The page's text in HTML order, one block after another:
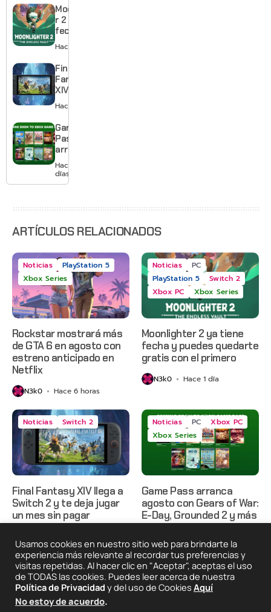
estreno
anticipado
en Netflix
Moonlighte
r 2 ya tiene
fecha y
puedes
quedarte
gratis con
el primero
Hace 1 día
Final
Fantasy
XIV llega a
Switch 2 y
te deja
jugar un
mes sin
pagar
suscripción
Hace 2 días
Game
Pass
arranca
agosto
con
Gears of
2 y más
Hace 2
días
ARTÍCULOS RELACIONADOS
Noticias
PlayStation 5
Xbox Series
Rockstar mostrará más
de GTA 6 en agosto con
estreno anticipado en
Netflix
N3k0 Hace 6 horas
Noticias
PC
PlayStation 5
Switch 2
Xbox PC
Xbox Series
Moonlighter 2 ya tiene
fecha y puedes quedarte
gratis con el primero
N3k0 Hace 1 día
Noticias Switch 2
Final Fantasy XIV llega a
Switch 2 y te deja jugar
un mes sin pagar
suscripción
N3k0 Hace 2 días
Noticias PC
Xbox PC
Xbox Series
Game Pass arranca
agosto con Gears of War:
E-Day, Grounded 2 y más
2025 © Degeneraciónx.com | Anime, Games & Nothing
Usamos cookies en nuestro sitio web para brindarte la
experiencia más relevante al recordar tus preferencias y
visitas repetidas. Al hacer clic en "Aceptar", aceptas el uso
de TODAS las cookies. Puedes leer acerca de nuestra
Política de Privacidad y del uso de Cookies Aquí
No estoy de acuerdo.